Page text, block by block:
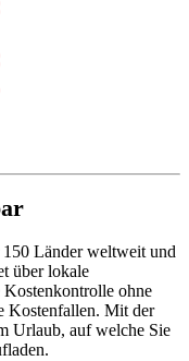
Länder weltweit und
über lokale
ohne
Kostenfallen. Mit der
Urlaub, auf welche Sie